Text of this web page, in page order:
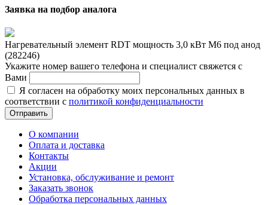
Заявка на подбор аналога
Нагревательный элемент RDT мощность 3,0 кВт M6 под анод
(282246)
Укажите номер вашего телефона и специалист свяжется с
Вами
Я согласен на обработку моих персональных данных в
соответствии с политикой конфиденциальности
Отправить
О компании
Оплата и доставка
Контакты
Акции
Установка, обслуживание и ремонт
Заказать звонок
Обработка персональных данных